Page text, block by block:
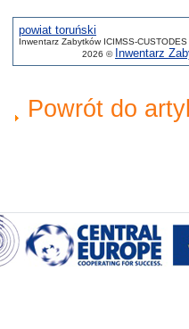
powiat toruński
Inwentarz Zabytków ICIMSS-
2026 © Inwentarz
Powrót do